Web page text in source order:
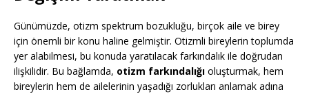
Günümüzde, otizm spektrum bozukluğu, birçok aile ve birey
için önemli bir konu haline gelmiştir. Otizmli bireylerin toplumda
yer alabilmesi, bu konuda yaratılacak farkındalık ile doğrudan
ilişkilidir. Bu bağlamda, otizm farkındalığı oluşturmak, hem
bireylerin hem de ailelerinin yaşadığı zorlukları anlamak adına